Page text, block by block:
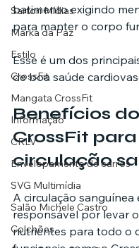
Sartori Mídias
Marka da Paz
Estilo
CrossFit
Mangata CrossFit
Informação
CRLV
Envelopamento de carros
SVG Multimídia
Salão Michele Castro
Colchões
batimento exigindo
para manter o corpo
Esse é um dos
de boa saúde
Benefícios do
CrossFit
circulação
A circulação sanguínea
responsável por levar
nutrientes para todo o